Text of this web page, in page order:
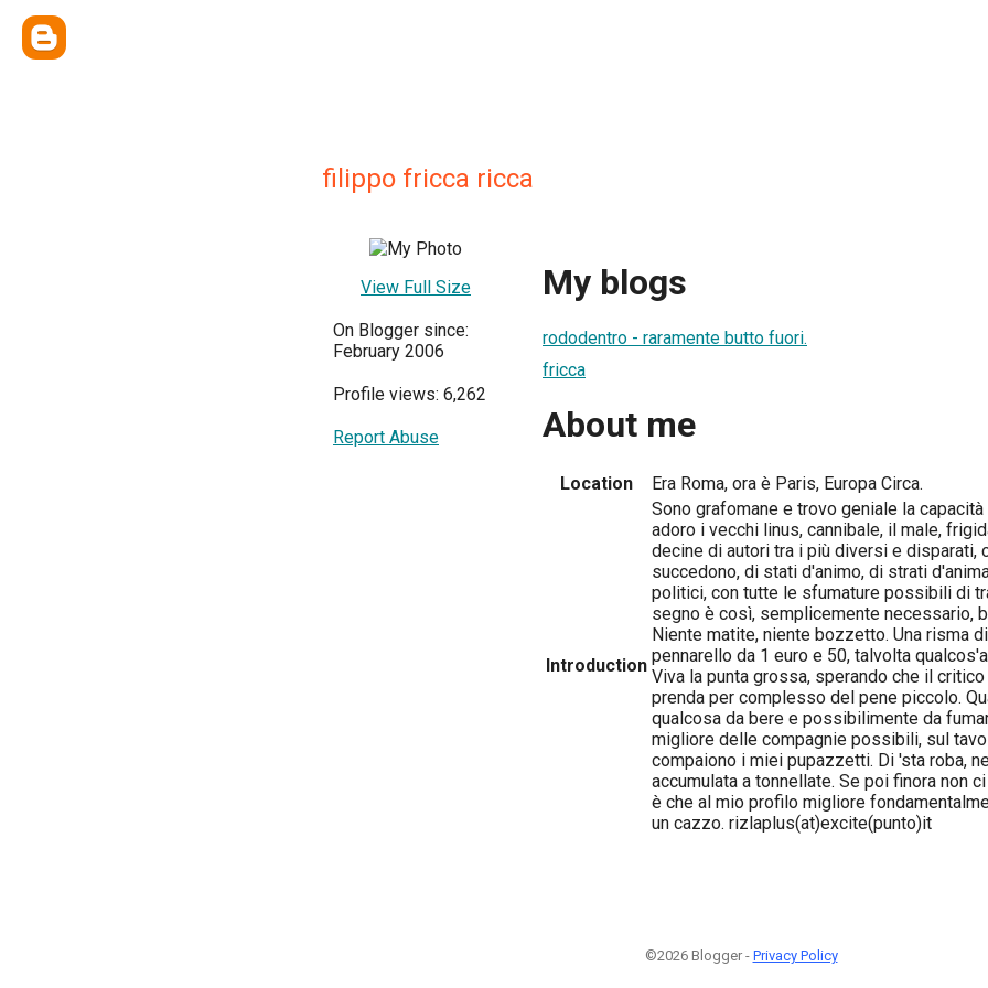
filippo fricca ricca
View Full Size
On Blogger since:
February 2006
Profile views: 6,262
Report Abuse
My blogs
rododentro - raramente butto fuori.
fricca
About me
Location Era Roma, ora è Paris, Europa Circa.
Introduction
Sono grafomane e trovo geniale la
adoro i vecchi linus, cannibale, il male,
decine di autori tra i più diversi e disparati,
succedono, di stati d'animo, di strati
politici, con tutte le sfumature possibili di
segno è così, semplicemente necessario,
Niente matite, niente bozzetto. Una risma
pennarello da 1 euro e 50, talvolta
Viva la punta grossa, sperando che il
prenda per complesso del pene piccolo.
qualcosa da bere e possibilimente da
migliore delle compagnie possibili, sul
compaiono i miei pupazzetti. Di 'sta roba,
accumulata a tonnellate. Se poi finora non
è che al mio profilo migliore
un cazzo. rizlaplus(at)excite(punto)it
©2026 Blogger - Privacy Policy